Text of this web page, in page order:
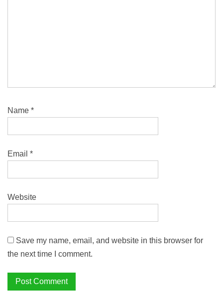
Name *
Email *
Website
Save my name, email, and website in this browser for
the next time I comment.